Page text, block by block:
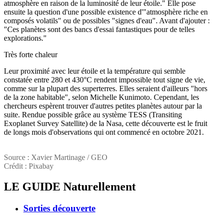
atmosphère en raison de la luminosité de leur étoile." Elle pose
ensuite la question d'une possible existence d'"atmosphère riche en
composés volatils" ou de possibles "signes d'eau". Avant d'ajouter :
"Ces planètes sont des bancs d'essai fantastiques pour de telles
explorations."
Très forte chaleur
Leur proximité avec leur étoile et la température qui semble
constatée entre 280 et 430°C rendent impossible tout signe de vie,
comme sur la plupart des superterres. Elles seraient d'ailleurs "hors
de la zone habitable", selon Michelle Kunimoto. Cependant, les
chercheurs espèrent trouver d'autres petites planètes autour par la
suite. Rendue possible grâce au système TESS (Transiting
Exoplanet Survey Satellite) de la Nasa, cette découverte est le fruit
de longs mois d'observations qui ont commencé en octobre 2021.
Source : Xavier Martinage / GEO
Crédit : Pixabay
LE GUIDE Naturellement
Sorties découverte